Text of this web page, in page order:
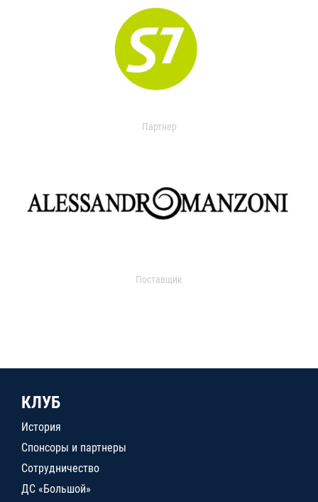
Партнер
Поставщик
КЛУБ
История
Спонсоры и партнеры
Сотрудничество
ДС «Большой»